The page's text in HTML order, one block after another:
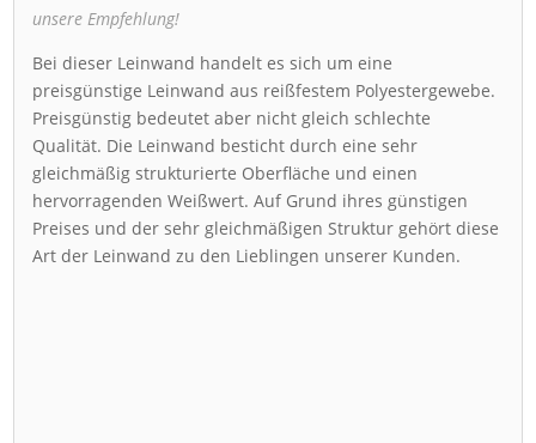
unsere Empfehlung!
Bei dieser Leinwand handelt es sich um eine
preisgünstige Leinwand aus reißfestem Polyestergewebe.
Preisgünstig bedeutet aber nicht gleich schlechte
Qualität. Die Leinwand besticht durch eine sehr
gleichmäßig strukturierte Oberfläche und einen
hervorragenden Weißwert. Auf Grund ihres günstigen
Preises und der sehr gleichmäßigen Struktur gehört diese
Art der Leinwand zu den Lieblingen unserer Kunden.